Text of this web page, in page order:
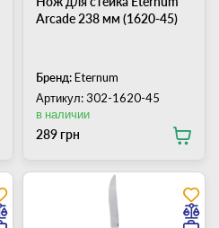
Arcade 238 мм (1620-45)
Бренд:Eternum
Артикул: 302-1620-45
289 грн
в наличии